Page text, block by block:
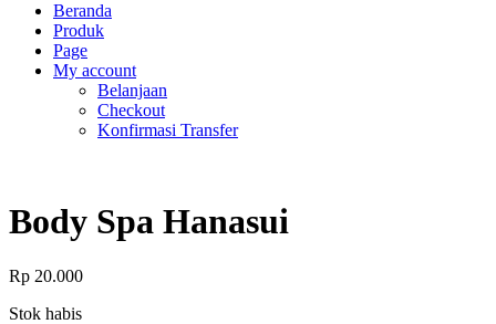
Beranda
Produk
Page
My account
Belanjaan
Checkout
Konfirmasi Transfer
Body Spa Hanasui
Rp 20.000
Stok habis